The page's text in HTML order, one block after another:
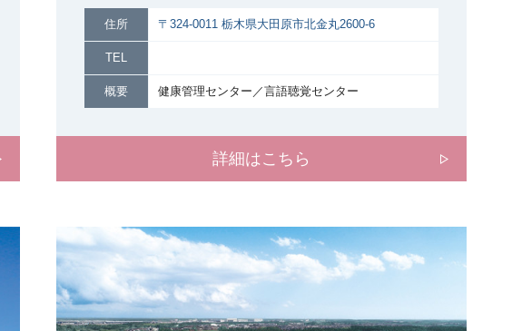
住所 〒324-0011 栃木県大田原市北金丸2600-6
TEL
概要 健康管理センター／言語聴覚センター
詳細はこちら